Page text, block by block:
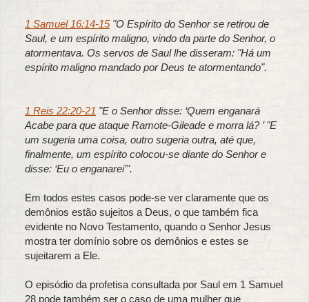
1 Samuel 16:14-15"O Espírito do Senhor se retirou de
Saul, e um espírito maligno, vindo da parte do Senhor, o
atormentava. Os servos de Saul lhe disseram: "Há um
espírito maligno mandado por Deus te atormentando".
1 Reis 22:20-21 "E o Senhor disse: ‘Quem enganará
Acabe para que ataque Ramote-Gileade e morra lá? ’ "E
um sugeria uma coisa, outro sugeria outra, até que,
finalmente, um espírito colocou-se diante do Senhor e
disse: ‘Eu o enganarei’".
Em todos estes casos pode-se ver claramente que os
demônios estão sujeitos a Deus, o que também fica
evidente no Novo Testamento, quando o Senhor Jesus
mostra ter domínio sobre os demônios e estes se
sujeitarem a Ele.
O episódio da profetisa consultada por Saul em 1 Samuel
28 pode também ser o caso de uma mulher que